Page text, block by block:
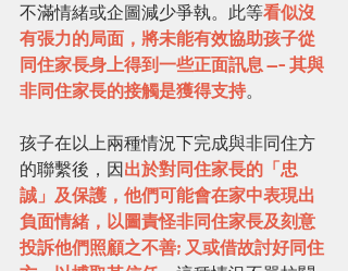
不滿情緒或企圖減少爭執。此等看似沒
有張力的局面，將未能有效協助孩子從
同住家長身上得到一些正面訊息 --- 其與
非同住家長的接觸是獲得支持。
孩子在以上兩種情況下完成與非同住方
的聯繫後，因出於對同住家長的「忠
誠」及保護，他們可能會在家中表現出
負面情緒，以圖責怪非同住家長及刻意
投訴他們照顧之不善; 又或借故討好同住